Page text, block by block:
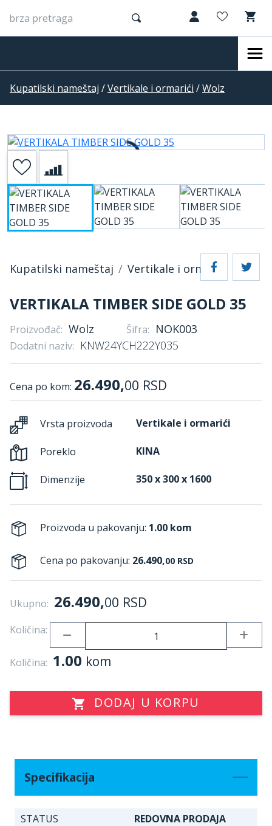
Kupatilski nameštaj /Vertikale i ormarići /Wolz
Kupatilski nameštaj Vertikale i ormarići
VERTIKALA TIMBER SIDE GOLD 35
Proizvođač: Wolz Šifra: NOK003
Dodatni naziv: KNW24YCH222Y035
Cena po kom: 26.490,00 RSD
Vrsta proizvoda Vertikale i ormarići
Poreklo KINA
Dimenzije 350 x 300 x 1600
Proizvoda u pakovanju: 1.00 kom
Cena po pakovanju: 26.490,00 RSD
Ukupno: 26.490,00 RSD
Količina:
Količina: 1.00 kom
DODAJ U KORPU
Specifikacija
STATUS
REDOVNA PRODAJA